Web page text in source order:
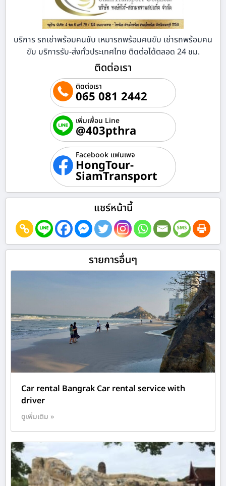
บริการ รถเช่าพร้อมคนขับ เหมารถพร้อมคนขับ เช่ารถพร้อมคน
ขับ บริการรับ-ส่งทั่วประเทศไทย ติดต่อได้ตลอด 24 ชม.
ติดต่อเรา
ติดต่อเรา
065 081 2442
เพิ่มเพื่อน Line
@403pthra
Facebook แฟนเพจ
HongTour-
SiamTransport
แชร์หน้านี้
รายการอื่นๆ
Car rental Bangrak Car rental service with
driver
ดูเพิ่มเติม »